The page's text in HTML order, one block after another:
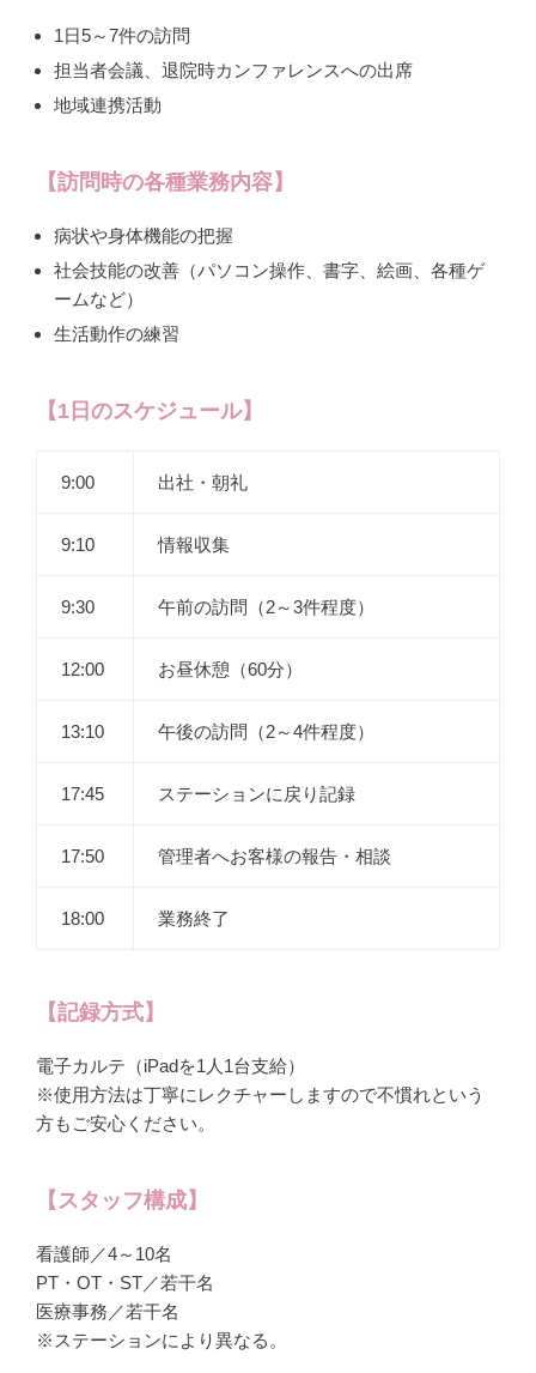
1日5～7件の訪問
担当者会議、退院時カンファレンスへの出席
地域連携活動
【訪問時の各種業務内容】
病状や身体機能の把握
社会技能の改善（パソコン操作、書字、絵画、各種ゲ
ームなど）
生活動作の練習
【1日のスケジュール】
9:00 出社・朝礼
9:10 情報収集
9:30 午前の訪問（2～3件程度）
12:00 お昼休憩（60分）
13:10 午後の訪問（2～4件程度）
17:45 ステーションに戻り記録
17:50 管理者へお客様の報告・相談
18:00 業務終了
【記録方式】
電子カルテ（iPadを1人1台支給）
※使用方法は丁寧にレクチャーしますので不慣れという
方もご安心ください。
【スタッフ構成】
看護師／4～10名
PT・OT・ST／若干名
医療事務／若干名
※ステーションにより異なる。